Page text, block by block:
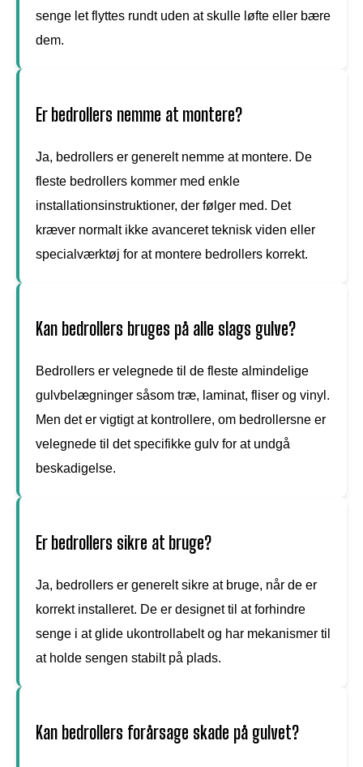
senge let flyttes rundt uden at skulle løfte eller bære
dem.
Er bedrollers nemme at montere?
Ja, bedrollers er generelt nemme at montere. De
fleste bedrollers kommer med enkle
installationsinstruktioner, der følger med. Det
kræver normalt ikke avanceret teknisk viden eller
specialværktøj for at montere bedrollers korrekt.
Kan bedrollers bruges på alle slags gulve?
Bedrollers er velegnede til de fleste almindelige
gulvbelægninger såsom træ, laminat, fliser og vinyl.
Men det er vigtigt at kontrollere, om bedrollersne er
velegnede til det specifikke gulv for at undgå
beskadigelse.
Er bedrollers sikre at bruge?
Ja, bedrollers er generelt sikre at bruge, når de er
korrekt installeret. De er designet til at forhindre
senge i at glide ukontrollabelt og har mekanismer til
at holde sengen stabilt på plads.
Kan bedrollers forårsage skade på gulvet?